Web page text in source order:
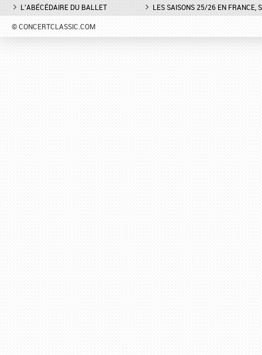
L'ABÉCÉDAIRE DU BALLET
LES SAISONS 25/26 EN FRANCE,
© CONCERTCLASSIC.COM